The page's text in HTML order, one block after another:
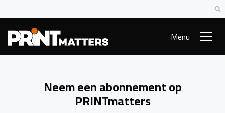
Menu
Neem een abonnement op
PRINTmatters